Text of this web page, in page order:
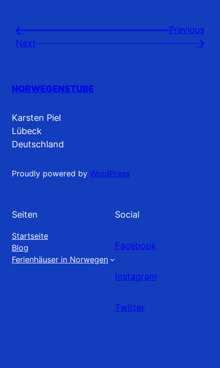
←
Previousㅤ
Next
→
NORWEGENSTUBE
Karsten Piel
Lübeck
Deutschland
Proudly powered by WordPress
Seiten
Startseite
Blog
Ferienhäuser in Norwegen
Social
Facebook
Instagram
Twitter